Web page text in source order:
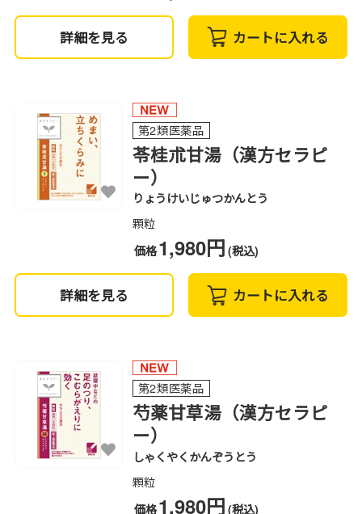
詳細を見る カートに入れる
第2類医薬品
苓桂朮甘湯（漢方セラピ
ー）
りょうけいじゅつかんとう
顆粒
価格1,980円 (税込)
詳細を見る カートに入れる
第2類医薬品
芍薬甘草湯（漢方セラピ
ー）
しゃくやくかんぞうとう
顆粒
価格1,980円 (税込)